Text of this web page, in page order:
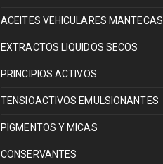
ACEITES VEHICULARES MANTECAS
EXTRACTOS LIQUIDOS SECOS
PRINCIPIOS ACTIVOS
TENSIOACTIVOS EMULSIONANTES
PIGMENTOS Y MICAS
CONSERVANTES